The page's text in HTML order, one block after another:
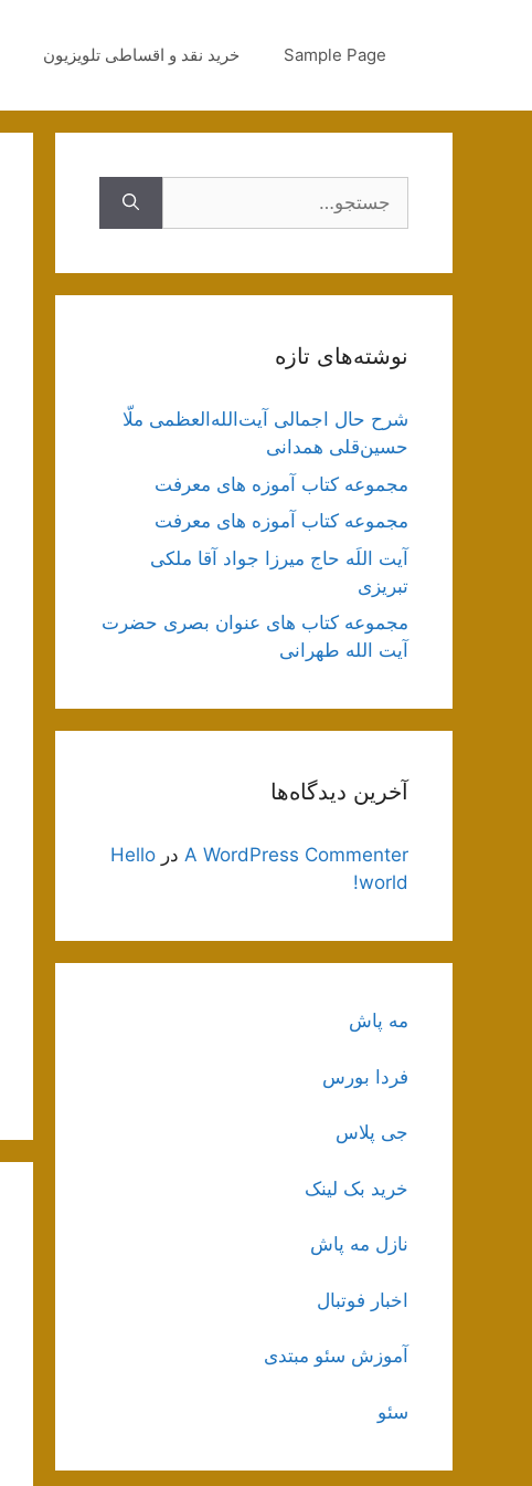
Sample Page خرید نقد و اقساطی تلویزیون
نوشته‌های تازه
شرح حال اجمالی آیت‌الله‌العظمی ملّا
حسین‌قلی همدانی
مجموعه کتاب آموزه های معرفت
مجموعه کتاب آموزه های معرفت
آیت اللَه حاج میرزا جواد آقا ملکی
تبریزی
مجموعه کتاب های عنوان بصری حضرت
آیت الله طهرانی
آخرین دیدگاه‌ها
A WordPress Commenter در Hello
world!
مه پاش
فردا بورس
جی پلاس
خرید بک لینک
نازل مه پاش
اخبار فوتبال
آموزش سئو مبتدی
سئو